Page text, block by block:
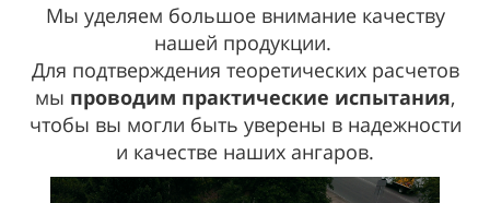
Мы уделяем большое внимание качеству
нашей продукции.
Для подтверждения теоретических расчетов
мы проводим практические испытания,
чтобы вы могли быть уверены в надежности
и качестве наших ангаров.